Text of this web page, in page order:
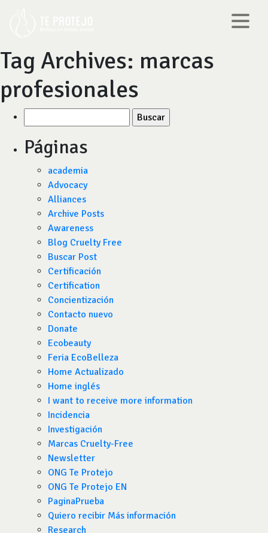
Tag Archives: marcas
profesionales
por:
Páginas
academia
Advocacy
Alliances
Archive Posts
Awareness
Blog Cruelty Free
Buscar Post
Certificación
Certification
Concientización
Contacto nuevo
Donate
Ecobeauty
Feria EcoBelleza
Home Actualizado
Home inglés
I want to receive more information
Incidencia
Investigación
Marcas Cruelty-Free
Newsletter
ONG Te Protejo
ONG Te Protejo EN
PaginaPrueba
Quiero recibir Más información
Research